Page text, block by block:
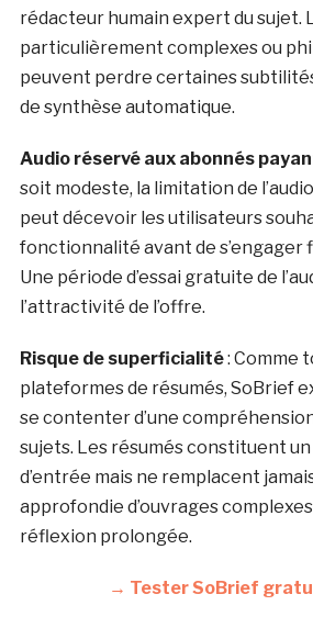
rédacteur humain expert du sujet.
particulièrement complexes ou
peuvent perdre certaines
de synthèse automatique.
Audio réservé aux abonnés
soit modeste, la limitation de
peut décevoir les utilisateurs
fonctionnalité avant de s’engager
Une période d’essai gratuite de
l’attractivité de l’offre.
Risque de superficialité: Comme
plateformes de résumés, SoBrief
se contenter d’une
sujets. Les résumés constituent
d’entrée mais ne remplacent
approfondie d’ouvrages
réflexion prolongée.
→ Tester SoBrief